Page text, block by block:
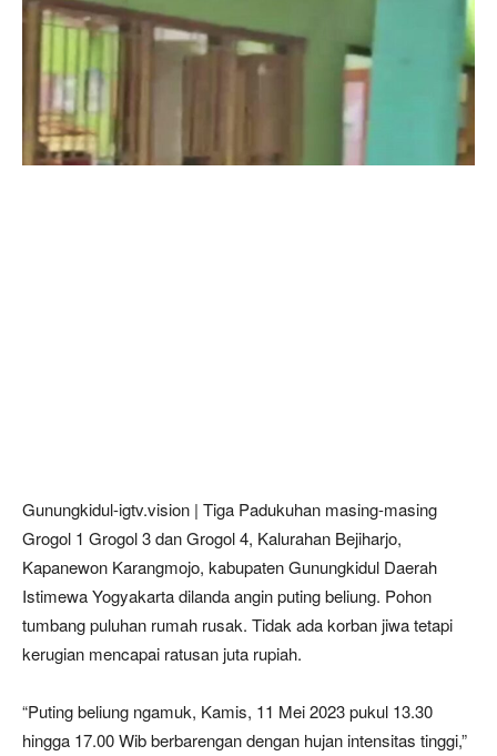
Gunungkidul-igtv.vision | Tiga Padukuhan masing-masing
Grogol 1 Grogol 3 dan Grogol 4, Kalurahan Bejiharjo,
Kapanewon Karangmojo, kabupaten Gunungkidul Daerah
Istimewa Yogyakarta dilanda angin puting beliung. Pohon
tumbang puluhan rumah rusak. Tidak ada korban jiwa tetapi
kerugian mencapai ratusan juta rupiah.
“Puting beliung ngamuk, Kamis, 11 Mei 2023 pukul 13.30
hingga 17.00 Wib berbarengan dengan hujan intensitas tinggi,”